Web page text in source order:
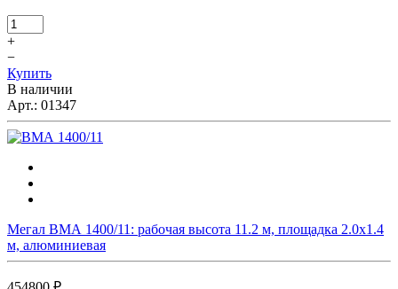
+
−
Купить
В наличии
Арт.: 01347
Мегал ВМА 1400/11: рабочая высота 11.2 м, площадка 2.0х1.4
м, алюминиевая